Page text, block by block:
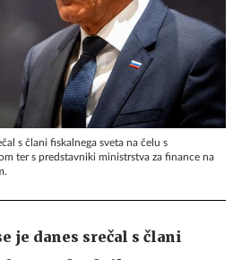
s člani fiskalnega sveta na čelu s
ter s predstavniki ministrstva za finance na
je danes srečal s člani